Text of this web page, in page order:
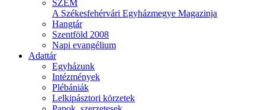
SZEM
A Székesfehérvári Egyházmegye Magazinja
Hangtár
Szentföld 2008
Napi evangélium
Adattár
Egyházunk
Intézmények
Plébániák
Lelkipásztori körzetek